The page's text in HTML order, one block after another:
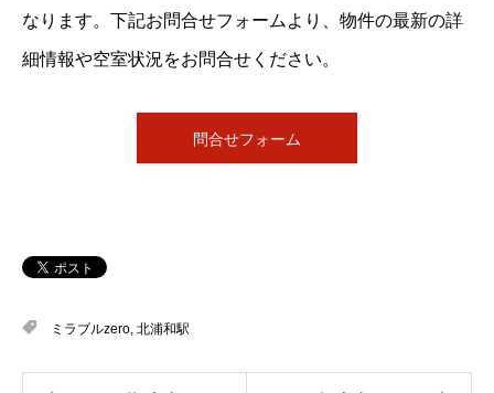
なります。下記お問合せフォームより、物件の最新の詳
細情報や空室状況をお問合せください。
問合せフォーム
ミラブルzero 北浦和駅